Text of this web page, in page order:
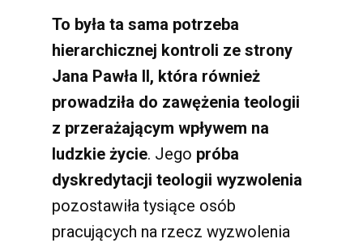
To była ta sama potrzeba
hierarchicznej kontroli ze strony
Jana Pawła II, która również
prowadziła do zawężenia teologii
z przerażającym wpływem na
ludzkie życie. Jego próba
dyskredytacji teologii wyzwolenia
pozostawiła tysiące osób
pracujących na rzecz wyzwolenia